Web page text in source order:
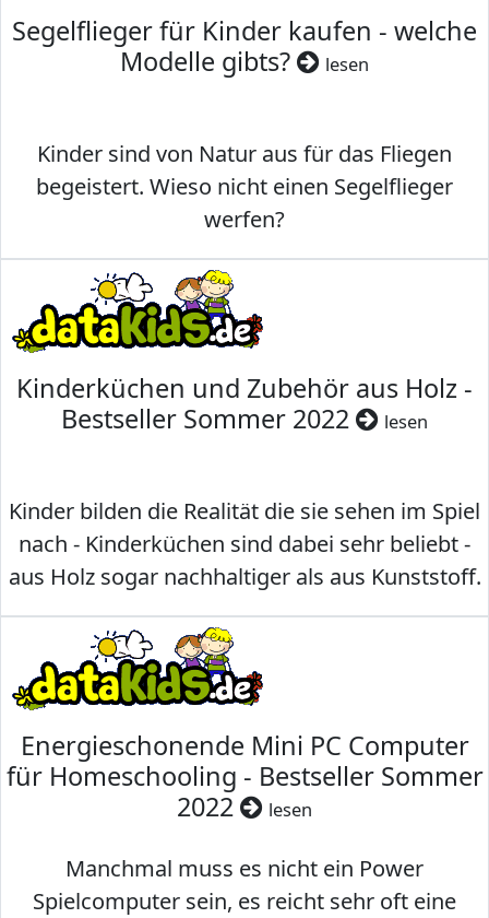
Segelflieger für Kinder kaufen - welche
Modelle gibts?
lesen
Kinder sind von Natur aus für das Fliegen
begeistert. Wieso nicht einen Segelflieger
werfen?
Kinderküchen und Zubehör aus Holz -
Bestseller Sommer 2022
lesen
Kinder bilden die Realität die sie sehen im Spiel
nach - Kinderküchen sind dabei sehr beliebt -
aus Holz sogar nachhaltiger als aus Kunststoff.
Energieschonende Mini PC Computer
für Homeschooling - Bestseller Sommer
2022
lesen
Manchmal muss es nicht ein Power
Spielcomputer sein, es reicht sehr oft eine